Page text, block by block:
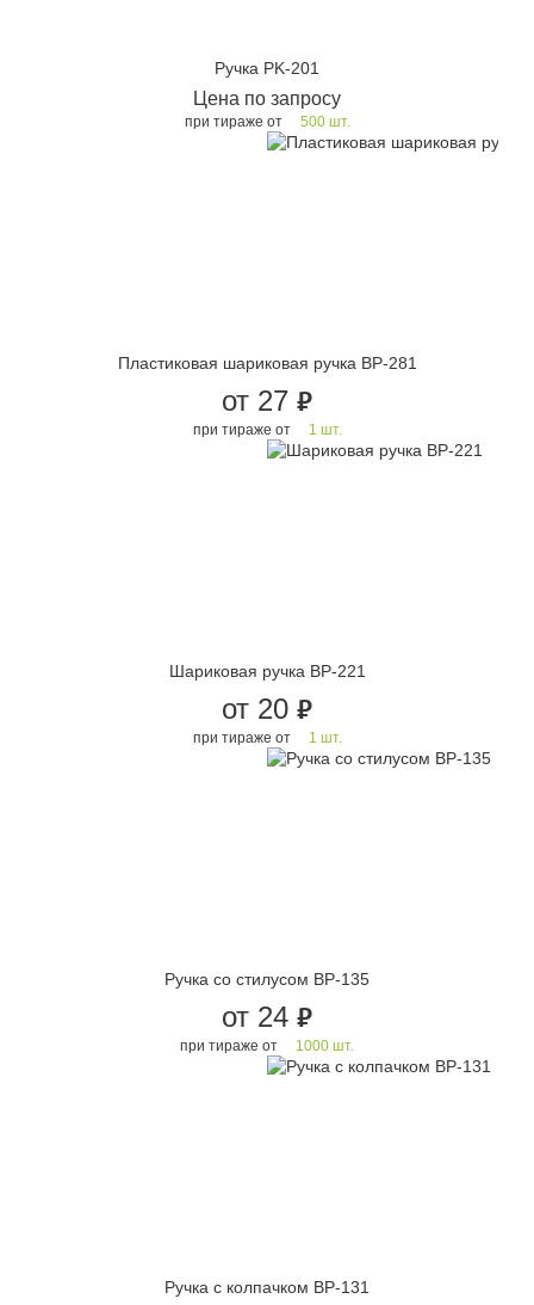
Ручка PK-201
Цена по запросу
при тираже от 500 шт.
Пластиковая шариковая ручка BP-281
от 27 руб.
при тираже от 1 шт.
Шариковая ручка BP-221
от 20 руб.
при тираже от 1 шт.
Ручка со стилусом BP-135
от 24 руб.
при тираже от 1000 шт.
Ручка с колпачком BP-131